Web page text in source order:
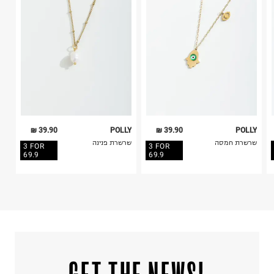
39.90 ₪
3 FOR
69.9
POLLY
שרשרת פנינה
39.90 ₪
3 FOR
69.9
POLLY
שרשרת חמסה